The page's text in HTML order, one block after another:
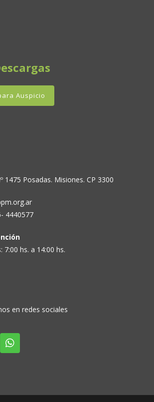
Auspicio
1475 Posadas. Misiones. CP 3300
4440577
7:00 hs. a 14:00 hs.
en redes sociales